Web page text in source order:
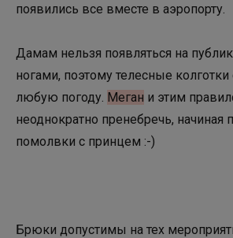
появились все вместе в аэропорту.
Дамам нельзя появляться на
ногами, поэтому телесные
любую погоду. Меган и этим
неоднократно пренебречь, начиная
помолвки с принцем :-)
Брюки допустимы на тех